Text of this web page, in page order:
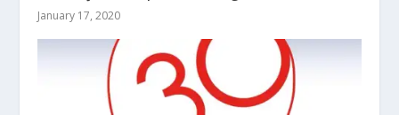
January 17, 2020